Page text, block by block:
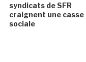
syndicats de SFR
craignent une casse
sociale